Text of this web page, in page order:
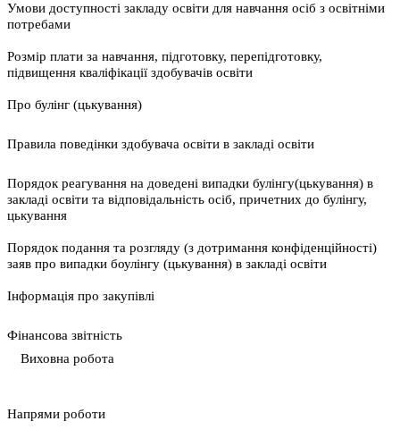
Умови доступності закладу освіти для навчання осіб з освітніми
потребами
Розмір плати за навчання, підготовку, перепідготовку,
підвищення кваліфікації здобувачів освіти
Про булінг (цькування)
Правила поведінки здобувача освіти в закладі освіти
Порядок реагування на доведені випадки булінгу(цькування) в
закладі освіти та відповідальність осіб, причетних до булінгу,
цькування
Порядок подання та розгляду (з дотримання конфіденційності)
заяв про випадки боулінгу (цькування) в закладі освіти
Інформація про закупівлі
Фінансова звітність
Виховна робота
Напрями роботи